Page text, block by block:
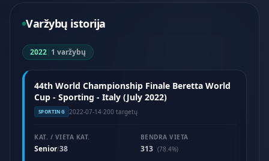
Varžybų istorija
2022| 1 varžybų
44th World Championship Finale Beretta World
Cup - Sporting - Italy (July 2022)
SPORTING 2022-07-14·200 targetų
KAT. / VIETA KAT.
Senior/38
BENDRA VIETA
313 (78.4%)